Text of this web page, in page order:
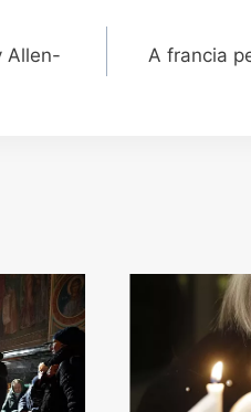
Allen-
A francia